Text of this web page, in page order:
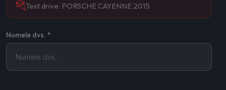
Test drive: PORSCHE CAYENNE 2015
Numele dvs. *